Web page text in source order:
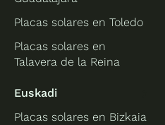
Placas solares en Toledo
Placas solares en
Talavera de la Reina
Euskadi
Placas solares en Bizkaia